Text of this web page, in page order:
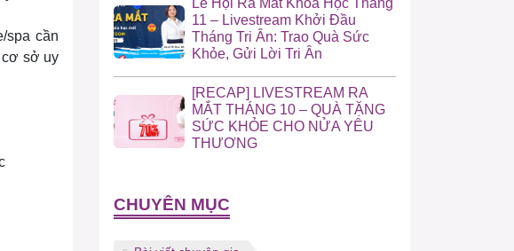
spa cần
cơ sở uy
Lễ Hội Ra Mắt Khóa Học Tháng
11 – Livestream Khởi Đầu
Tháng Tri Ân: Trao Quà Sức
Khỏe, Gửi Lời Tri Ân
[RECAP] LIVESTREAM RA
MẮT THÁNG 10 – QUÀ TẶNG
SỨC KHỎE CHO NỬA YÊU
THƯƠNG
CHUYÊN MỤC